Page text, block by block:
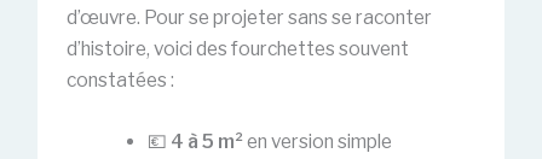
d’œuvre. Pour se projeter sans se raconter
d’histoire, voici des fourchettes souvent
constatées :
💶 4 à 5 m²en version simple